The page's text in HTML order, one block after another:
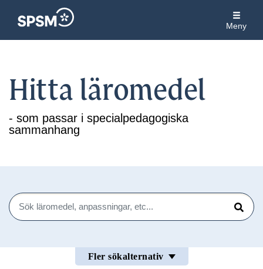
Meny
Hitta läromedel
- som passar i specialpedagogiska
sammanhang
Sök
Sök
Fler sökalternativ